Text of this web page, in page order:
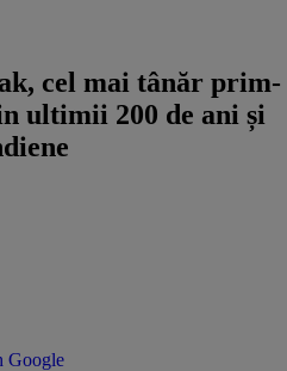
cel mai tânăr prim-
ultimii 200 de ani și
Google